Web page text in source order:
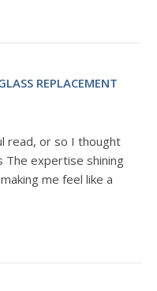
REPLACEMENT
read, or so I thought
The expertise shining
me feel like a